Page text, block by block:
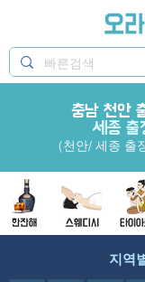
오라카이 천안출장마사지
이마사
충남 천안
세종 출
(천안/ 세종 출
지역